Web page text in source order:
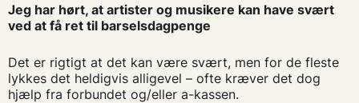
Jeg har hørt, at artister og musikere kan have svært
ved at få ret til barselsdagpenge
Det er rigtigt at det kan være svært, men for de fleste
lykkes det heldigvis alligevel – ofte kræver det dog
hjælp fra forbundet og/eller a-kassen.